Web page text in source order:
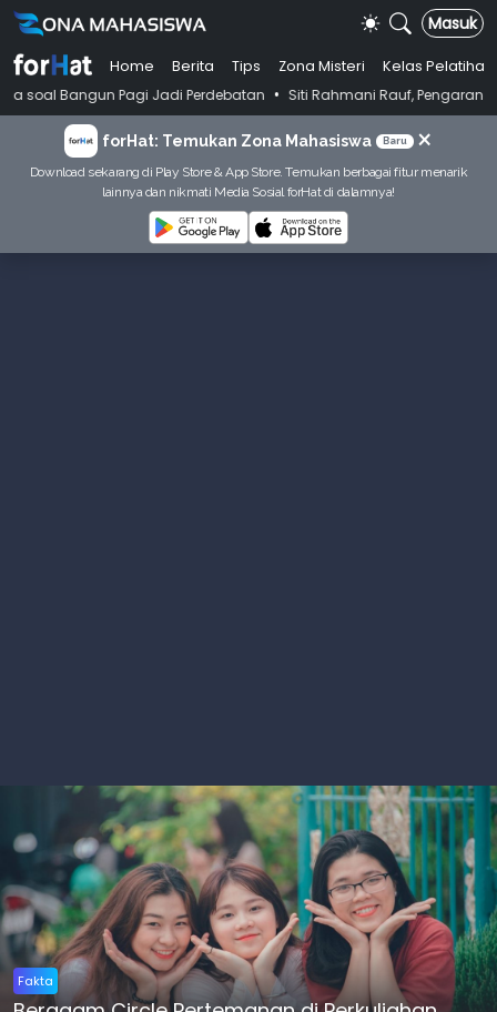
Masuk
Home Berita Tips Zona Misteri
Kelas Pelatihan
Pagi Jadi Perdebatan • Siti Rahmani Rauf, Pengarang Buku
forHat: Temukan Zona Mahasiswa Baru ×
Download sekarang di Play Store & App Store. Temukan berbagai fitur menarik
lainnya dan nikmati Media Sosial forHat di dalamnya!
Fakta